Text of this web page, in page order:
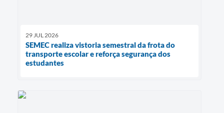
29 JUL 2026
SEMEC realiza vistoria semestral da frota do
transporte escolar e reforça segurança dos
estudantes